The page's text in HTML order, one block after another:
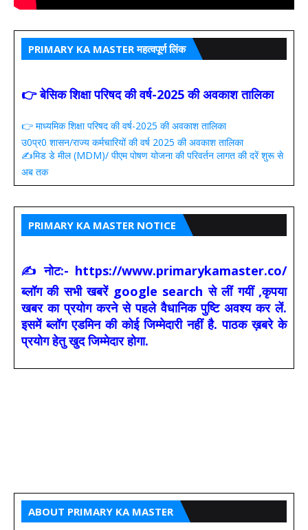
PRIMARY KA MASTER महत्वपूर्ण लिंक
👉 बेसिक शिक्षा परिषद की वर्ष-2025 की अवकाश तालिका
👉 माध्यमिक शिक्षा परिषद की वर्ष-2025 की अवकाश तालिका
उ0प्र0 शासन/राज्य कर्मचारियों की वर्ष 2025 की अवकाश तालिका
✍️मिड डे मील (MDM)/ पीएम पोषण योजना की परिवर्तन लागत की दरें शुरू से
अब तक
PRIMARY KA MASTER NOTICE
✍ नोट:- https://www.primarykamaster.co/
ब्लॉग की सभी खबरें google search से लीं गयीं ,कृपया
खबर का प्रयोग करने से पहले वैधानिक पुष्टि अवश्य कर लें.
इसमें ब्लॉग एडमिन की कोई जिम्मेदारी नहीं है. पाठक ख़बरे के
प्रयोग हेतु खुद जिम्मेदार होगा.
ABOUT PRIMARY KA MASTER